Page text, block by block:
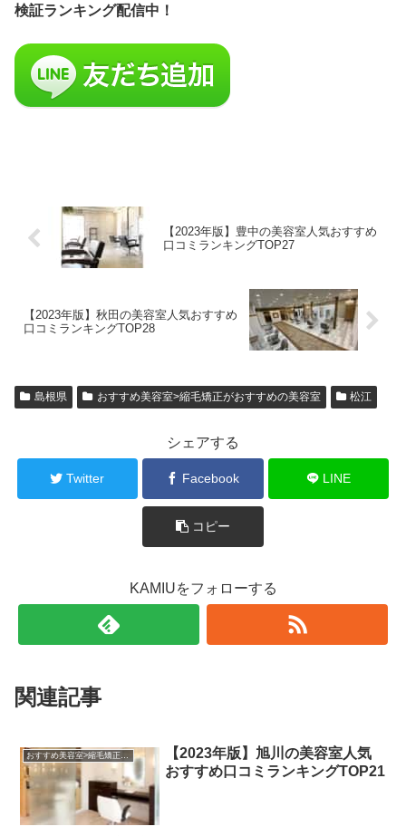
検証ランキング配信中！
【2023年版】豊中の美容室人気おすすめ
口コミランキングTOP27
【2023年版】秋田の美容室人気おすすめ
口コミランキングTOP28
島根県 おすすめ美容室>縮毛矯正がおすすめの美容室 松江
シェアする
Twitter Facebook LINE
コピー
KAMIUをフォローする
関連記事
おすすめ美容室>縮毛矯正がおすすめの美容室
【2023年版】旭川の美容室人気
おすすめ口コミランキングTOP21